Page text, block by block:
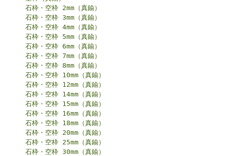
石枠・空枠 2mm（真鍮）
石枠・空枠 3mm（真鍮）
石枠・空枠 4mm（真鍮）
石枠・空枠 5mm（真鍮）
石枠・空枠 6mm（真鍮）
石枠・空枠 7mm（真鍮）
石枠・空枠 8mm（真鍮）
石枠・空枠 10mm（真鍮）
石枠・空枠 12mm（真鍮）
石枠・空枠 14mm（真鍮）
石枠・空枠 15mm（真鍮）
石枠・空枠 16mm（真鍮）
石枠・空枠 18mm（真鍮）
石枠・空枠 20mm（真鍮）
石枠・空枠 25mm（真鍮）
石枠・空枠 30mm（真鍮）